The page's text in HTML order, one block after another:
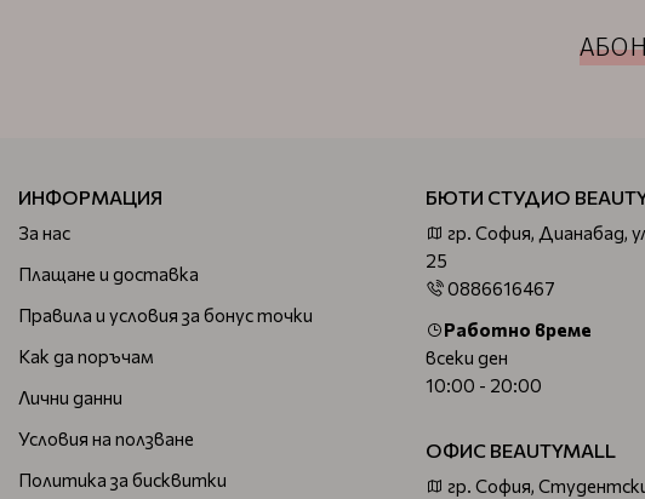
ИНФОРМАЦИЯ
За нас
Плащане и доставка
Правила и условия за бонус точки
Как да поръчам
Лични данни
Условия на ползване
Политика за бисквитки
БЮТИ СТУДИО
гр. София, Дианабад,
25
0886616467
Работно време
всеки ден
10:00 - 20:00
ОФИС BEAUTYMALL
гр. София,